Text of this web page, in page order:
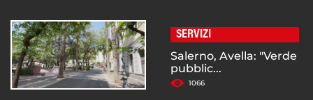
SERVIZI
Salerno, Avella: "Verde
pubblic...
1066